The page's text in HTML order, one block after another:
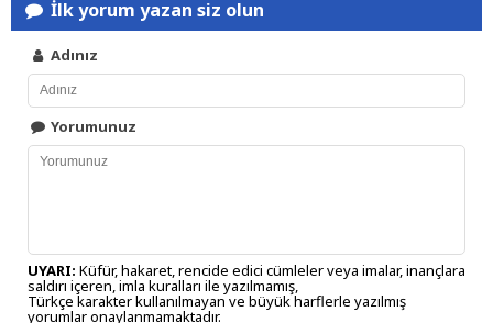
İlk yorum yazan siz olun
Adınız
Yorumunuz
UYARI: Küfür, hakaret, rencide edici cümleler veya imalar, inançlara
saldırı içeren, imla kuralları ile yazılmamış,
Türkçe karakter kullanılmayan ve büyük harflerle yazılmış
yorumlar onaylanmamaktadır.